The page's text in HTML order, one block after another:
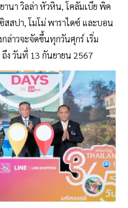
านา วิลล่า หัวหิน, โคลัมเบีย พิค
ซิสสปา, โมโม่ พาราไดซ์ และบอน
ล่าวจะจัดขึ้นทุกวันศุกร์ เริ่ม
ง วันที่ 13 กันยายน 2567